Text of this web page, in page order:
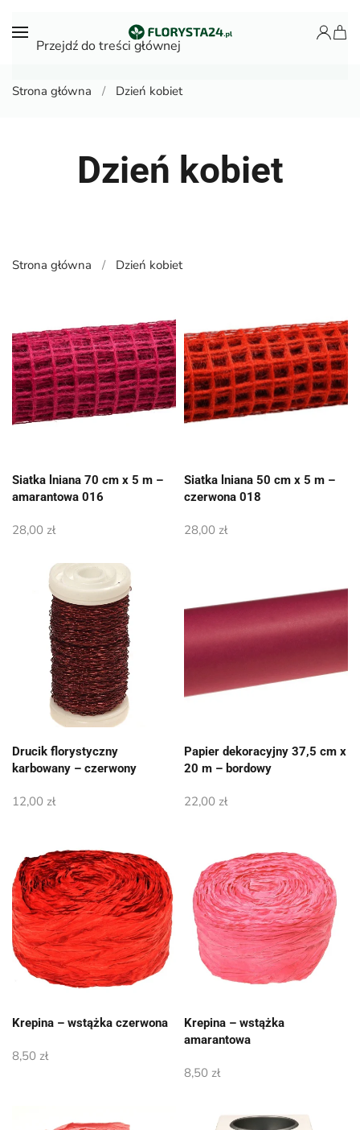
Przejdź do treści głównej
Strona główna Dzień kobiet
Dzień kobiet
Strona główna Dzień kobiet
Siatka lniana 70 cm x 5 m –
amarantowa 016
28,00 zł
Siatka lniana 50 cm x 5 m –
czerwona 018
28,00 zł
Drucik florystyczny
karbowany – czerwony
12,00 zł
Papier dekoracyjny 37,5 cm x
20 m – bordowy
22,00 zł
Krepina – wstążka czerwona
8,50 zł
Krepina – wstążka
amarantowa
8,50 zł